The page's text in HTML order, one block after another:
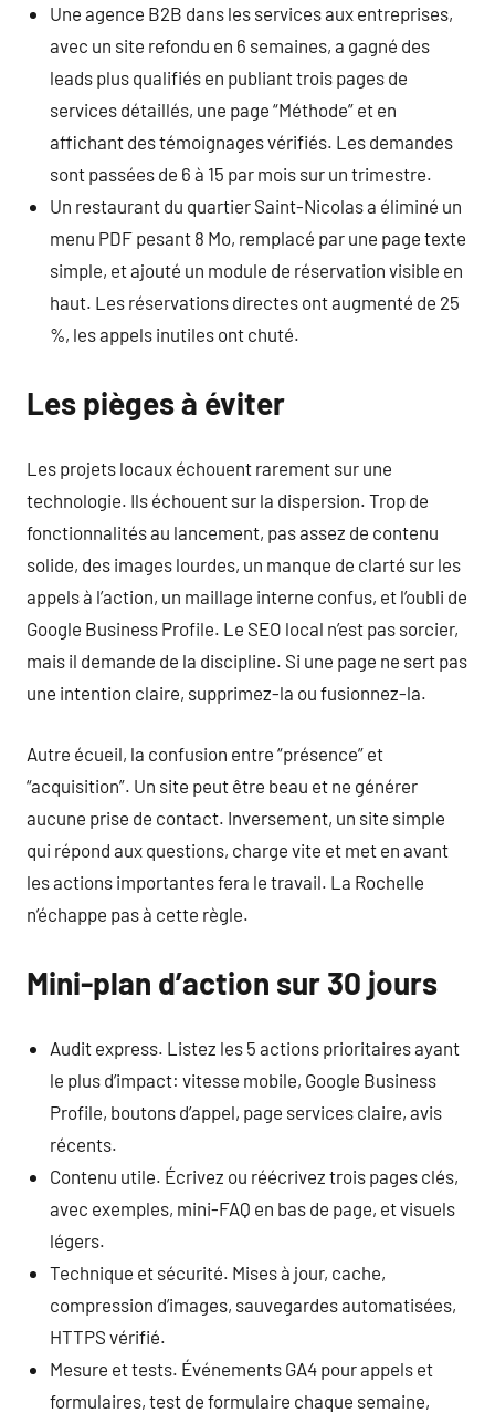
Une agence B2B dans les services aux entreprises,
avec un site refondu en 6 semaines, a gagné des
leads plus qualifiés en publiant trois pages de
services détaillés, une page “Méthode” et en
affichant des témoignages vérifiés. Les demandes
sont passées de 6 à 15 par mois sur un trimestre.
Un restaurant du quartier Saint-Nicolas a éliminé un
menu PDF pesant 8 Mo, remplacé par une page texte
simple, et ajouté un module de réservation visible en
haut. Les réservations directes ont augmenté de 25
%, les appels inutiles ont chuté.
Les pièges à éviter
Les projets locaux échouent rarement sur une
technologie. Ils échouent sur la dispersion. Trop de
fonctionnalités au lancement, pas assez de contenu
solide, des images lourdes, un manque de clarté sur les
appels à l’action, un maillage interne confus, et l’oubli de
Google Business Profile. Le SEO local n’est pas sorcier,
mais il demande de la discipline. Si une page ne sert pas
une intention claire, supprimez-la ou fusionnez-la.
Autre écueil, la confusion entre “présence” et
“acquisition”. Un site peut être beau et ne générer
aucune prise de contact. Inversement, un site simple
qui répond aux questions, charge vite et met en avant
les actions importantes fera le travail. La Rochelle
n’échappe pas à cette règle.
Mini-plan d’action sur 30 jours
Audit express. Listez les 5 actions prioritaires ayant
le plus d’impact: vitesse mobile, Google Business
Profile, boutons d’appel, page services claire, avis
récents.
Contenu utile. Écrivez ou réécrivez trois pages clés,
avec exemples, mini-FAQ en bas de page, et visuels
légers.
Technique et sécurité. Mises à jour, cache,
compression d’images, sauvegardes automatisées,
HTTPS vérifié.
Mesure et tests. Événements GA4 pour appels et
formulaires, test de formulaire chaque semaine,